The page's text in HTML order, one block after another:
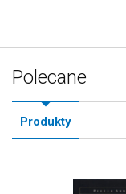
Polecane
Produkty